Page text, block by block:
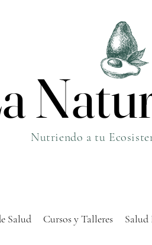
Nutriendo a tu
Salud Cursos y Talleres